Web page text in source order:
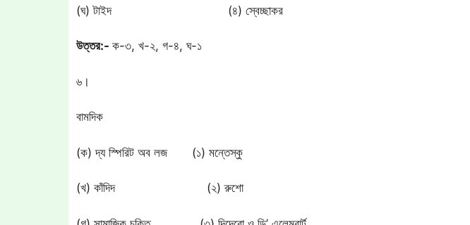
(ঘ) টাইদ (৪) স্বেচ্ছাকর
উত্তর:- ক-৩, খ-২, গ-৪, ঘ-১
৬।
বামদিক
(ক) দ্য স্পিরিট অব লজ (১) মন্তেস্কু
(খ) কাঁদিদ (২) রুশো